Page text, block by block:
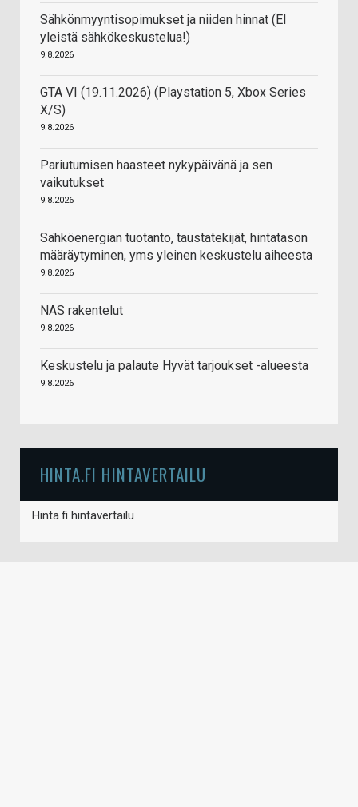
Sähkönmyyntisopimukset ja niiden hinnat (EI
yleistä sähkökeskustelua!)
9.8.2026
GTA VI (19.11.2026) (Playstation 5, Xbox Series
X/S)
9.8.2026
Pariutumisen haasteet nykypäivänä ja sen
vaikutukset
9.8.2026
Sähköenergian tuotanto, taustatekijät, hintatason
määräytyminen, yms yleinen keskustelu aiheesta
9.8.2026
NAS rakentelut
9.8.2026
Keskustelu ja palaute Hyvät tarjoukset -alueesta
9.8.2026
HINTA.FI HINTAVERTAILU
Hinta.fi hintavertailu